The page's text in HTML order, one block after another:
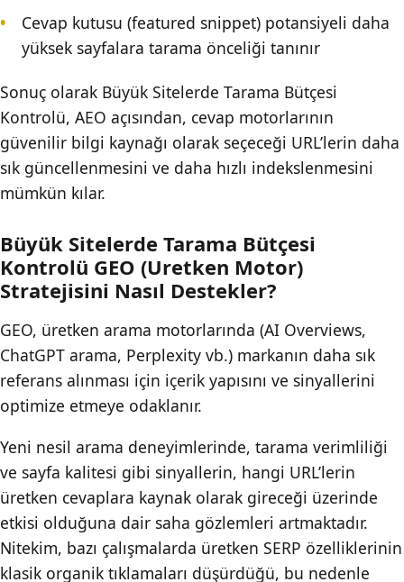
Cevap kutusu (featured snippet) potansiyeli daha
yüksek sayfalara tarama önceliği tanınır
Sonuç olarak Büyük Sitelerde Tarama Bütçesi
Kontrolü, AEO açısından, cevap motorlarının
güvenilir bilgi kaynağı olarak seçeceği URL’lerin daha
sık güncellenmesini ve daha hızlı indekslenmesini
mümkün kılar.
Büyük Sitelerde Tarama Bütçesi
Kontrolü GEO (Uretken Motor)
Stratejisini Nasıl Destekler?
GEO, üretken arama motorlarında (AI Overviews,
ChatGPT arama, Perplexity vb.) markanın daha sık
referans alınması için içerik yapısını ve sinyallerini
optimize etmeye odaklanır.
Yeni nesil arama deneyimlerinde, tarama verimliliği
ve sayfa kalitesi gibi sinyallerin, hangi URL’lerin
üretken cevaplara kaynak olarak gireceği üzerinde
etkisi olduğuna dair saha gözlemleri artmaktadır.
Nitekim, bazı çalışmalarda üretken SERP özelliklerinin
klasik organik tıklamaları düşürdüğü, bu nedenle